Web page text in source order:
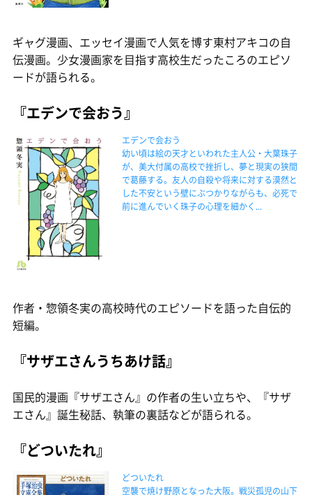
ギャグ漫画、エッセイ漫画で人気を博す東村アキコの自
伝漫画。少女漫画家を目指す高校生だったころのエピソ
ードが語られる。
『エデンで会おう』
エデンで会おう
幼い頃は絵の天才といわれた主人公・大葉珠子
が、美大付属の高校で挫折し、夢と現実の狭間
で葛藤する。友人の自殺や将来に対する漠然と
した不安という壁にぶつかりながらも、必死で
前に進んでいく珠子の心理を細かく...
作者・惣領冬実の高校時代のエピソードを語った自伝的
短編。
『サザエさんうちあけ話』
国民的漫画『サザエさん』の作者の生い立ちや、『サザ
エさん』誕生秘話、執筆の裏話などが語られる。
『どついたれ』
どついたれ
空襲で焼け野原となった大阪。戦災孤児の山下